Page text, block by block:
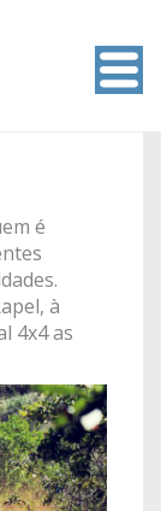
é
à
4x4 as